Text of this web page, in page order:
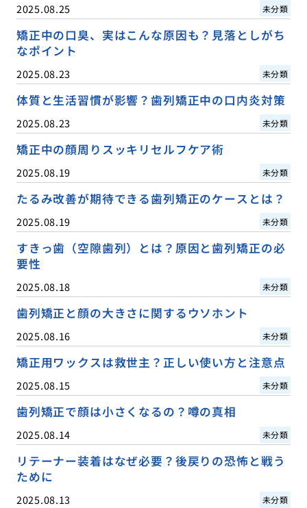
2025.08.25 未分類
矯正中の口臭、実はこんな原因も？見落としがち
なポイント
2025.08.23 未分類
体質と生活習慣が影響？歯列矯正中の口内炎対策
2025.08.23 未分類
矯正中の顔周りスッキリセルフケア術
2025.08.19 未分類
たるみ改善が期待できる歯列矯正のケースとは？
2025.08.19 未分類
すきっ歯（空隙歯列）とは？原因と歯列矯正の必
要性
2025.08.18 未分類
歯列矯正と顔の大きさに関するウソホント
2025.08.16 未分類
矯正用ワックスは救世主？正しい使い方と注意点
2025.08.15 未分類
歯列矯正で顔は小さくなるの？噂の真相
2025.08.14 未分類
リテーナー装着はなぜ必要？後戻りの恐怖と戦う
ために
2025.08.13 未分類